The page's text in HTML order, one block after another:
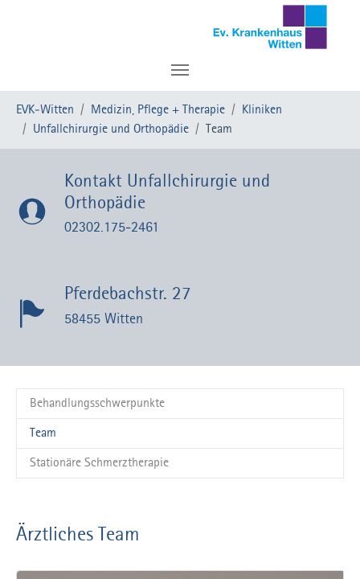
Sie sind hier:
EVK-Witten Medizin, Pflege + Therapie
Kliniken
Unfallchirurgie und Orthopädie
Team
Kontakt Unfallchirurgie und
Orthopädie
02302.175-2461
Pferdebachstr. 27
58455 Witten
Behandlungsschwerpunkte
Team
Stationäre Schmerztherapie
Ärztliches Team